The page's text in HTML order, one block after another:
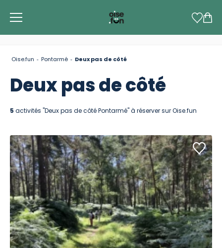
Oise.fun Pontarmé Deux pas de côté
Deux pas de côté
5 activités "Deux pas de côté Pontarmé" à réserver sur Oise.fun